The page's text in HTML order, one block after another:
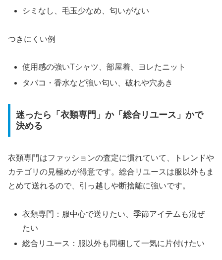
シミなし、毛玉少なめ、匂いがない
つきにくい例
使用感の強いTシャツ、部屋着、ヨレたニット
タバコ・香水など強い匂い、破れや穴あき
迷ったら「衣類専門」か「総合リユース」かで
決める
衣類専門はファッションの査定に慣れていて、トレンドや
カテゴリの見極めが得意です。総合リユースは服以外もま
とめて送れるので、引っ越しや断捨離に強いです。
衣類専門：服中心で送りたい、季節アイテムも混ぜ
たい
総合リユース：服以外も同梱して一気に片付けたい